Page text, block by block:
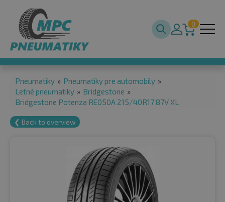
0
Pneumatiky » Pneumatiky pre automobily »
Letné pneumatiky » Bridgestone »
Bridgestone Potenza RE050A 215/40R17 87V XL
❮ Back to overview